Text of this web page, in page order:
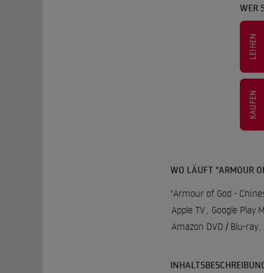
WER
LEIHEN
KAUFEN
WO LÄUFT "ARMOUR
"Armour of God -
Apple TV, Google Play
Amazon DVD / Blu-ray,